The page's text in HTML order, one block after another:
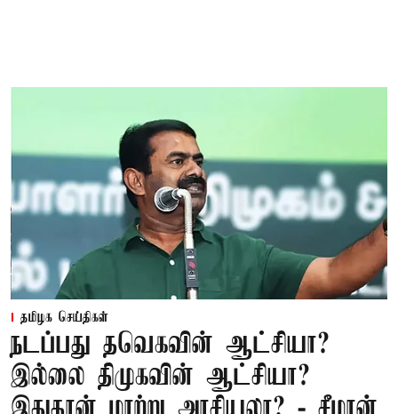
தமிழக செய்திகள்
நடப்பது தவெகவின் ஆட்சியா?
இல்லை திமுகவின் ஆட்சியா?